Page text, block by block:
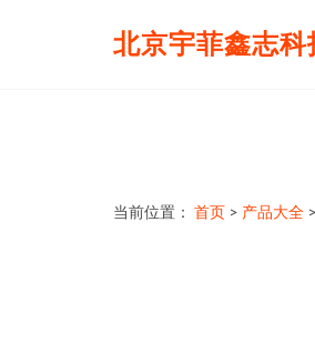
北京宇菲鑫志科
当前位置： 首页 > 产品大全 >